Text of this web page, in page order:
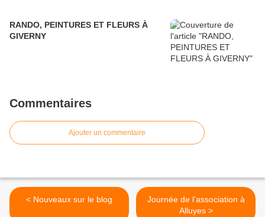
RANDO, PEINTURES ET FLEURS À
GIVERNY
Commentaires
Ajouter un commentaire
< Nouveaux sur le blog
Journée de l'association à
Alluyes >